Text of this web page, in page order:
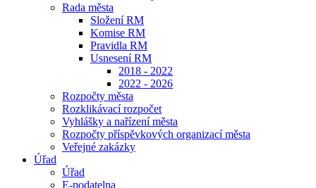
Rada města
Složení RM
Komise RM
Pravidla RM
Usnesení RM
2018 - 2022
2022 - 2026
Rozpočty města
Rozklikávací rozpočet
Vyhlášky a nařízení města
Rozpočty příspěvkových organizací města
Veřejné zakázky
Úřad
Úřad
E-podatelna